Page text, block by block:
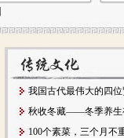
我国古代最伟大的四
秋收冬藏——冬季养生
100个素菜，三个月不